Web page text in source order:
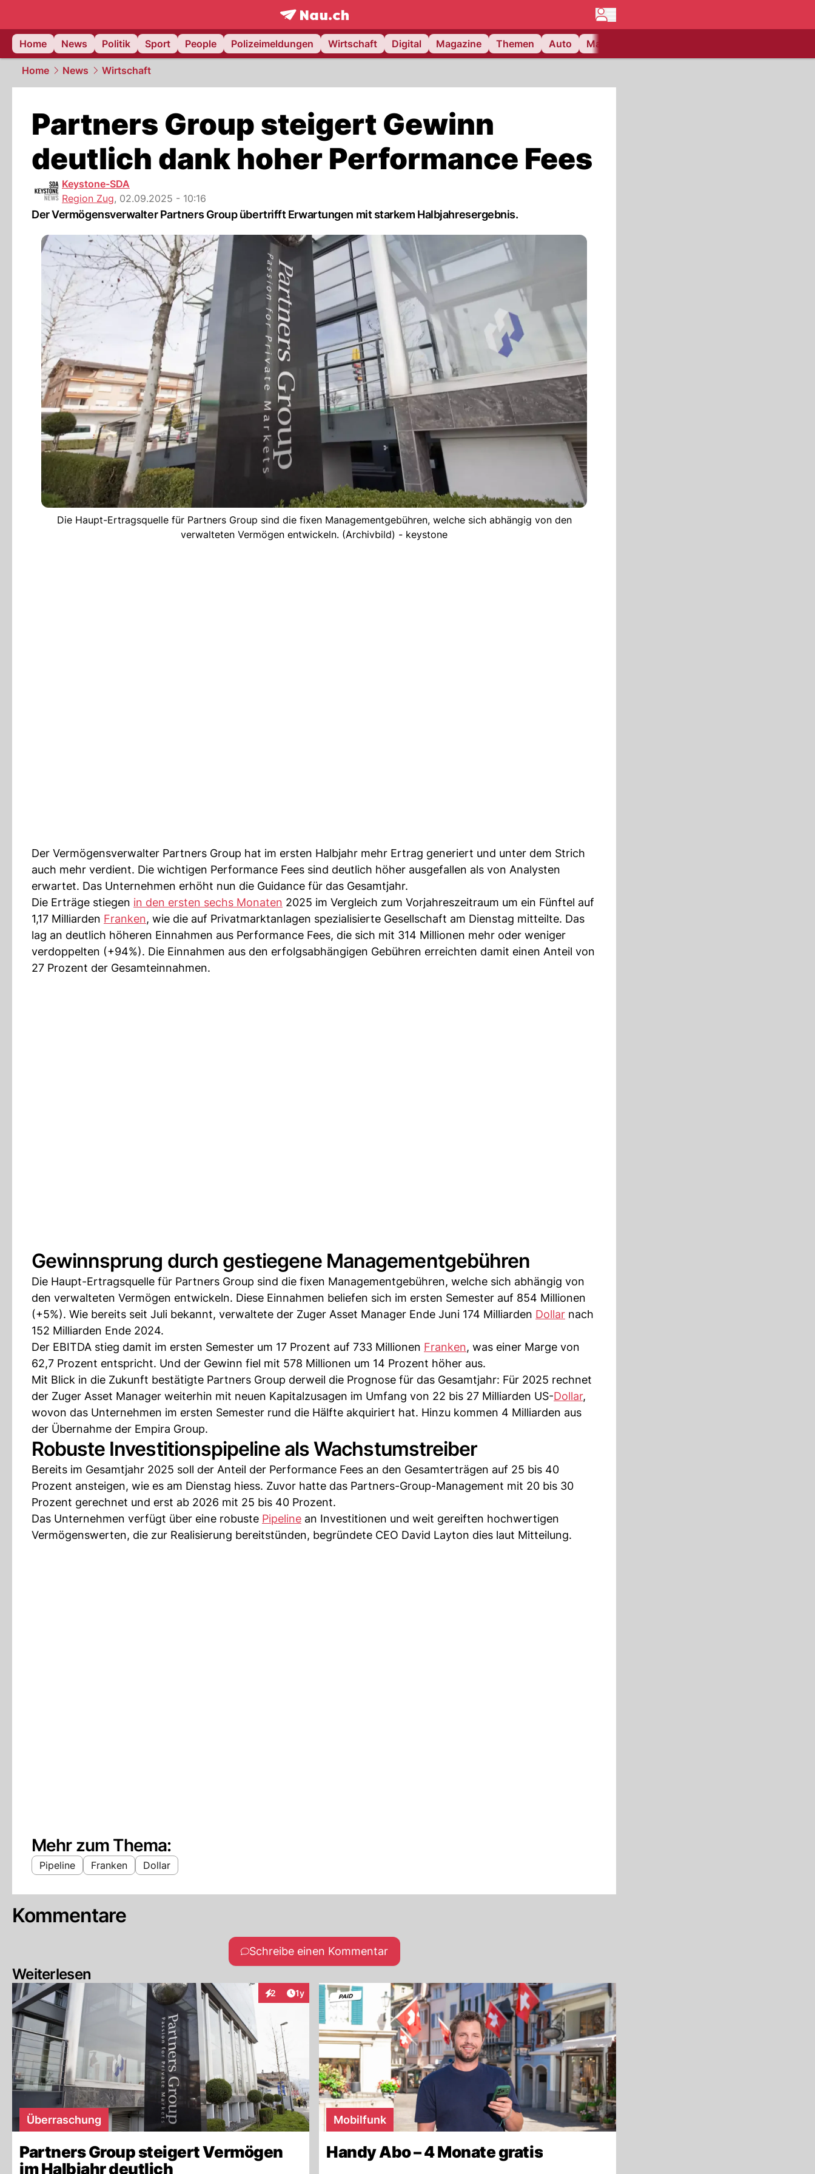
frontpage.NAU.ch
Home
News Politik Sport People Polizeimeldungen Wirtschaft Digital Magazine Themen Auto Matchcenter
Home News Wirtschaft
Partners Group steigert Gewinn
deutlich dank hoher Performance Fees
Keystone-SDA
Region Zug, 02.09.2025 - 10:16
Der Vermögensverwalter Partners Group übertrifft Erwartungen mit starkem Halbjahresergebnis.
Die Haupt-Ertragsquelle für Partners Group sind die fixen Managementgebühren, welche sich abhängig von den
verwalteten Vermögen entwickeln. (Archivbild) - keystone
Der Vermögensverwalter Partners Group hat im ersten Halbjahr mehr Ertrag generiert und unter dem Strich
auch mehr verdient. Die wichtigen Performance Fees sind deutlich höher ausgefallen als von Analysten
erwartet. Das Unternehmen erhöht nun die Guidance für das Gesamtjahr.
Die Erträge stiegen in den ersten sechs Monaten 2025 im Vergleich zum Vorjahreszeitraum um ein Fünftel auf
1,17 Milliarden Franken, wie die auf Privatmarktanlagen spezialisierte Gesellschaft am Dienstag mitteilte. Das
lag an deutlich höheren Einnahmen aus Performance Fees, die sich mit 314 Millionen mehr oder weniger
verdoppelten (+94%). Die Einnahmen aus den erfolgsabhängigen Gebühren erreichten damit einen Anteil von
27 Prozent der Gesamteinnahmen.
Gewinnsprung durch gestiegene Managementgebühren
Die Haupt-Ertragsquelle für Partners Group sind die fixen Managementgebühren, welche sich abhängig von
den verwalteten Vermögen entwickeln. Diese Einnahmen beliefen sich im ersten Semester auf 854 Millionen
(+5%). Wie bereits seit Juli bekannt, verwaltete der Zuger Asset Manager Ende Juni 174 Milliarden Dollar nach
152 Milliarden Ende 2024.
Der EBITDA stieg damit im ersten Semester um 17 Prozent auf 733 Millionen Franken, was einer Marge von
62,7 Prozent entspricht. Und der Gewinn fiel mit 578 Millionen um 14 Prozent höher aus.
Mit Blick in die Zukunft bestätigte Partners Group derweil die Prognose für das Gesamtjahr: Für 2025 rechnet
der Zuger Asset Manager weiterhin mit neuen Kapitalzusagen im Umfang von 22 bis 27 Milliarden US-Dollar,
wovon das Unternehmen im ersten Semester rund die Hälfte akquiriert hat. Hinzu kommen 4 Milliarden aus
der Übernahme der Empira Group.
Robuste Investitionspipeline als Wachstumstreiber
Bereits im Gesamtjahr 2025 soll der Anteil der Performance Fees an den Gesamterträgen auf 25 bis 40
Prozent ansteigen, wie es am Dienstag hiess. Zuvor hatte das Partners-Group-Management mit 20 bis 30
Prozent gerechnet und erst ab 2026 mit 25 bis 40 Prozent.
Das Unternehmen verfügt über eine robuste Pipeline an Investitionen und weit gereiften hochwertigen
Vermögenswerten, die zur Realisierung bereitstünden, begründete CEO David Layton dies laut Mitteilung.
Mehr zum Thema:
Pipeline Franken Dollar
Kommentare
Schreibe einen Kommentar
Weiterlesen
2
InteraktionenArtikel veröffentlicht:
1y
Überraschung
Partners Group steigert Vermögen
im Halbjahr deutlich
Mobilfunk
Handy Abo – 4 Monate gratis